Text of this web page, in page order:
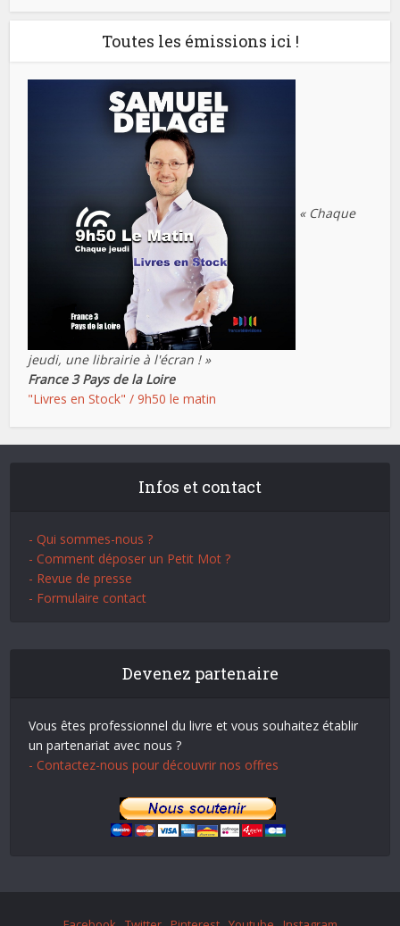
Toutes les émissions ici !
« Chaque
jeudi, une librairie à l'écran ! »
France 3 Pays de la Loire
"Livres en Stock" / 9h50 le matin
Infos et contact
- Qui sommes-nous ?
- Comment déposer un Petit Mot ?
- Revue de presse
- Formulaire contact
Devenez partenaire
Vous êtes professionnel du livre et vous souhaitez établir
un partenariat avec nous ?
- Contactez-nous pour découvrir nos offres